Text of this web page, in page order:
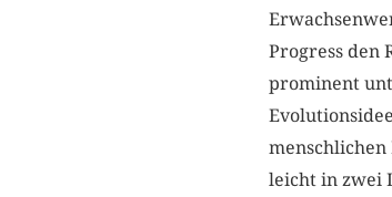
Progress den
prominent
leicht in zwei